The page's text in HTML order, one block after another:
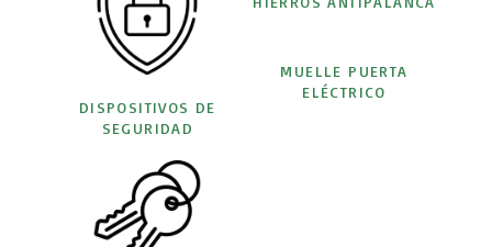
DISPOSITIVOS DE
SEGURIDAD
MUELLE PUERTA
ELÉCTRICO